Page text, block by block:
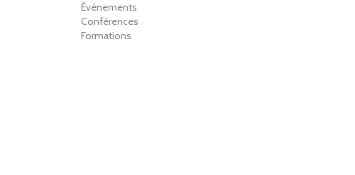
Événements
Conférences
Formations